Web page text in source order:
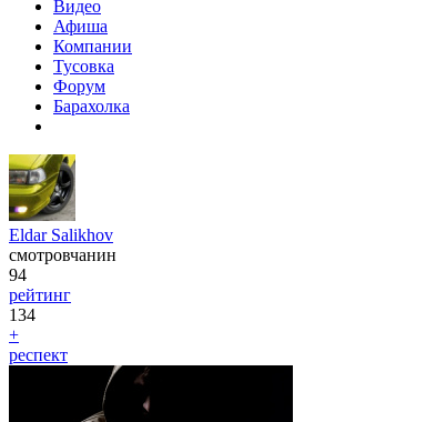
Видео
Афиша
Компании
Тусовка
Форум
Барахолка
Eldar Salikhov
смотровчанин
94
рейтинг
134
+
респект